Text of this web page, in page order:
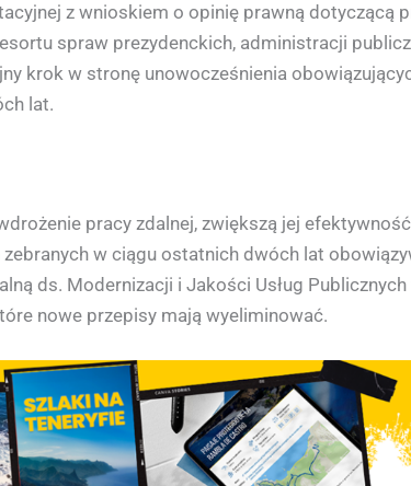
z wnioskiem o opinię prawną dotyczącą
spraw prezydenckich, administracji
krok w stronę unowocześnienia
lat.
pracy zdalnej, zwiększą jej
w ciągu ostatnich dwóch lat
ds. Modernizacji i Jakości Usług Publicznych
nowe przepisy mają wyeliminować.